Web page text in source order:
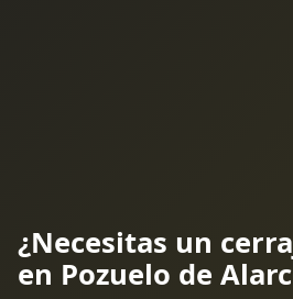
¿Necesitas un
en Pozuelo de